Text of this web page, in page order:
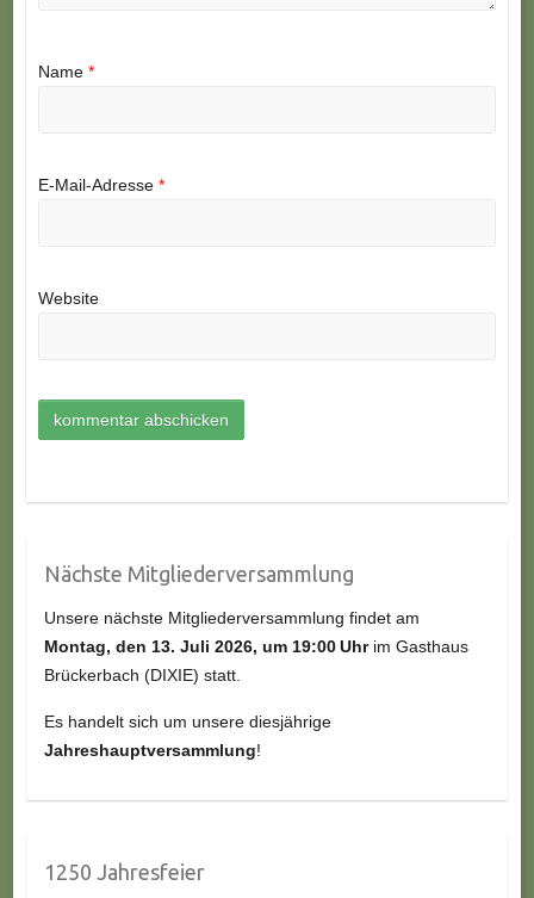
Name *
E-Mail-Adresse *
Website
Nächste Mitgliederversammlung
Unsere nächste Mitgliederversammlung findet am
Montag, den 13. Juli 2026, um 19:00 Uhrim Gasthaus
Brückerbach (DIXIE) statt.
Es handelt sich um unsere diesjährige
Jahreshauptversammlung!
1250 Jahresfeier